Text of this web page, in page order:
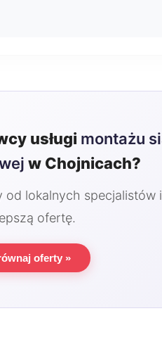
usługi montażu
w Chojnicach?
od lokalnych specjalistów
ofertę.
oferty »